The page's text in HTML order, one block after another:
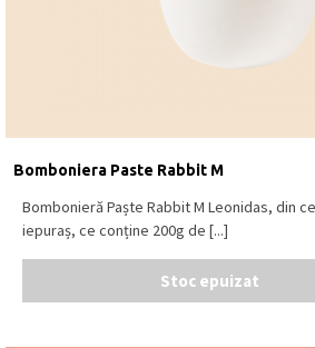
Bomboniera Paste Rabbit M
Bombonieră Paște Rabbit M Leonidas, din
iepuraș, ce conține 200g de [...]
Stoc epuizat